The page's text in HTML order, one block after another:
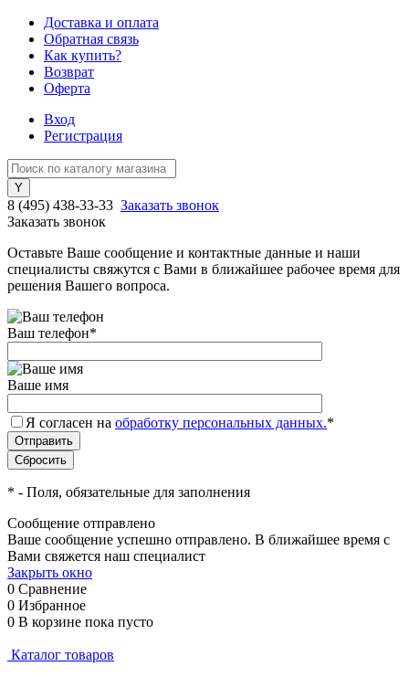
Доставка и оплата
Обратная связь
Как купить?
Возврат
Оферта
Вход
Регистрация
8 (495) 438-33-33 Заказать звонок
Заказать звонок
Оставьте Ваше сообщение и контактные данные и наши
специалисты свяжутся с Вами в ближайшее рабочее время для
решения Вашего вопроса.
Ваш телефон*
Ваше имя
Я согласен на обработку персональных данных.*
* - Поля, обязательные для заполнения
Сообщение отправлено
Ваше сообщение успешно отправлено. В ближайшее время с
Вами свяжется наш специалист
Закрыть окно
0 Сравнение
0 Избранное
0 В корзине пока пусто
Каталог товаров